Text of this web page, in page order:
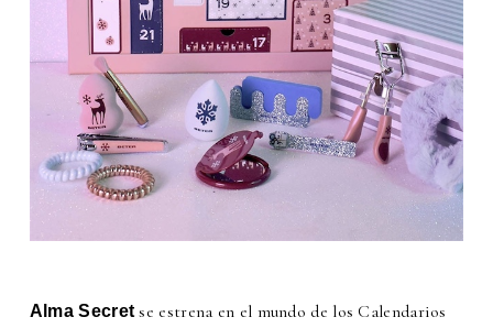
Alma Secretse estrena en el mundo de los Calendarios